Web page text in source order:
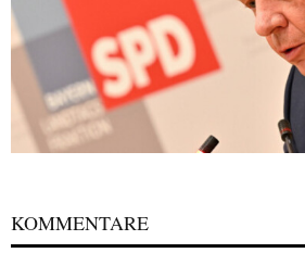
KOMMENTARE